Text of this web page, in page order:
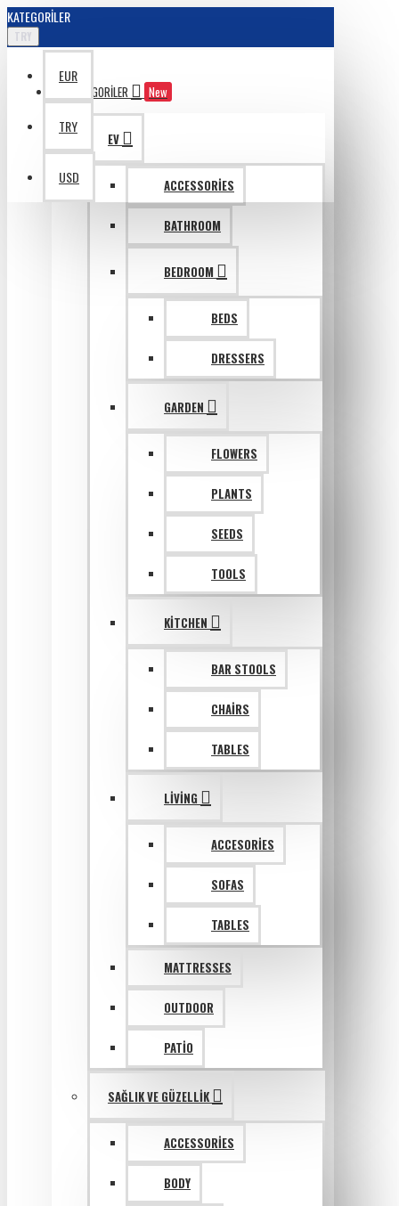
KATEGORILER
TRY
EUR
TRY
USD
KATAGORILER New
EV
ACCESSORIES
BATHROOM
BEDROOM
BEDS
DRESSERS
GARDEN
FLOWERS
PLANTS
SEEDS
TOOLS
KITCHEN
BAR STOOLS
CHAIRS
TABLES
LIVING
ACCESORIES
SOFAS
TABLES
MATTRESSES
OUTDOOR
PATIO
SAĞLIK VE GÜZELLIK
ACCESSORIES
BODY